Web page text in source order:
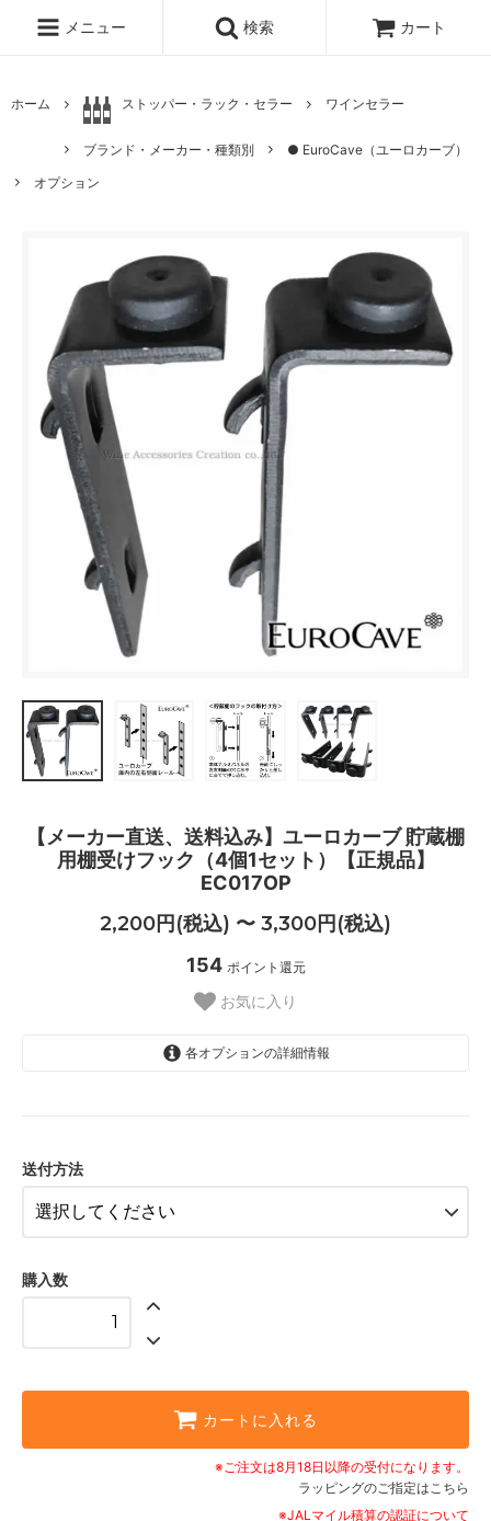
メニュー 検索 カート
ホーム ストッパー・ラック・セラー ワインセラー
ブランド・メーカー・種類別
● EuroCave（ユーロカーブ）
オプション
【メーカー直送、送料込み】ユーロカーブ 貯蔵棚
用棚受けフック（4個1セット）【正規品】
EC017OP
2,200円(税込) 〜 3,300円(税込)
154 ポイント還元
お気に入り
各オプションの詳細情報
送付方法
購入数
カートに入れる
※ご注文は8月18日以降の受付になります。
ラッピングのご指定はこちら
※JALマイル積算の認証について